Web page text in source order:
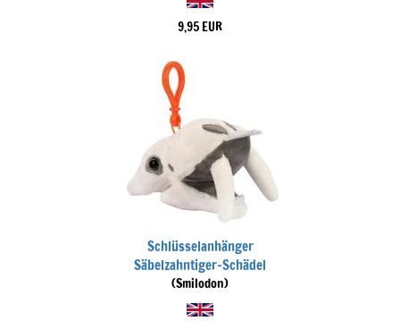
9,95 EUR
Schlüsselanhänger
Säbelzahntiger-Schädel
(Smilodon)